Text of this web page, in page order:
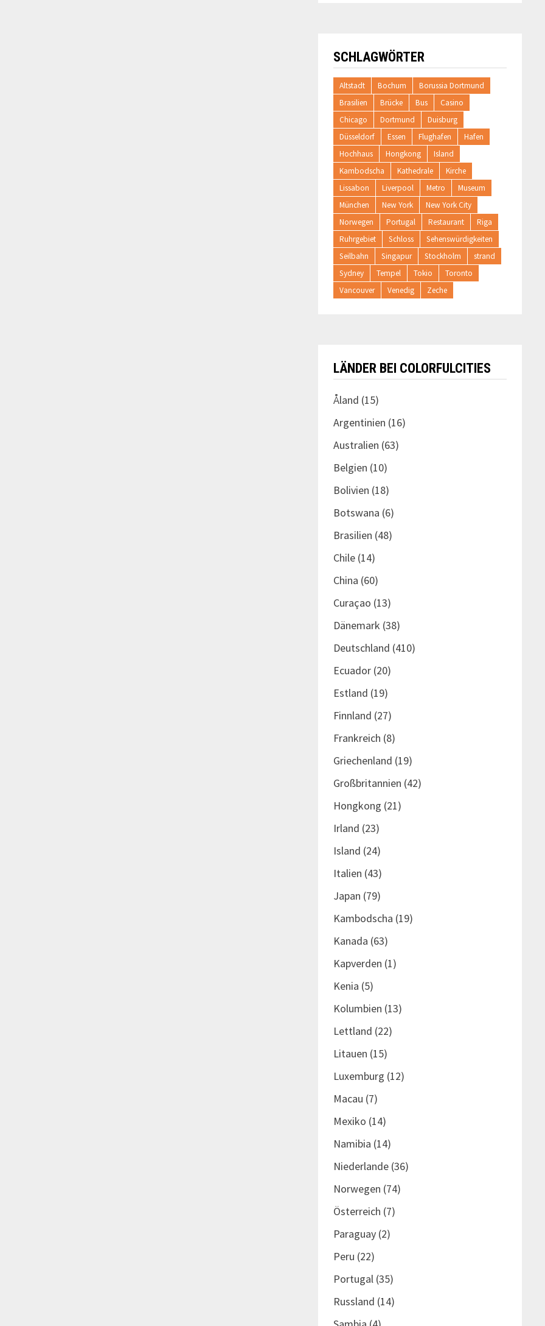
SCHLAGWÖRTER
Altstadt Bochum
Borussia Dortmund
Brasilien
Brücke Bus
Casino
Chicago
Dortmund
Duisburg
Düsseldorf
Essen Flughafen
Hafen
Hochhaus
Hongkong
Island
Kambodscha
Kathedrale
Kirche
Lissabon
Liverpool Metro
Museum
München
New York
New York City
Norwegen
Portugal Restaurant
Riga
Ruhrgebiet
Schloss
Sehenswürdigkeiten
Seilbahn
Singapur Stockholm
strand
Sydney
Tempel Tokio
Toronto
Vancouver
Venedig Zeche
LÄNDER BEI COLORFULCITIES
Åland (15)
Argentinien (16)
Australien (63)
Belgien (10)
Bolivien (18)
Botswana (6)
Brasilien (48)
Chile(14)
China (60)
Curaçao (13)
Dänemark (38)
Deutschland (410)
Ecuador(20)
Estland (19)
Finnland (27)
Frankreich (8)
Griechenland (19)
Großbritannien (42)
Hongkong (21)
Irland (23)
Island (24)
Italien (43)
Japan (79)
Kambodscha (19)
Kanada (63)
Kapverden (1)
Kenia (5)
Kolumbien (13)
Lettland (22)
Litauen (15)
Luxemburg (12)
Macau (7)
Mexiko (14)
Namibia (14)
Niederlande(36)
Norwegen (74)
Österreich (7)
Paraguay(2)
Peru (22)
Portugal(35)
Russland (14)